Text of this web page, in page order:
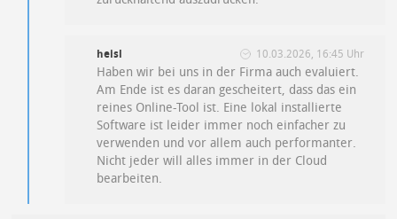
heisl 10.03.2026, 16:45 Uhr
Haben wir bei uns in der Firma auch evaluiert.
Am Ende ist es daran gescheitert, dass das ein
reines Online-Tool ist. Eine lokal installierte
Software ist leider immer noch einfacher zu
verwenden und vor allem auch performanter.
Nicht jeder will alles immer in der Cloud
bearbeiten.